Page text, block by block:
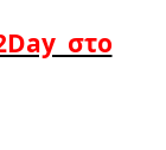
στο